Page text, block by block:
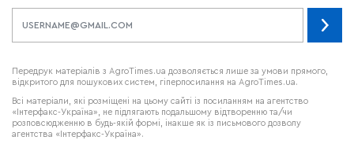
Передрук матеріалів з AgroTimes.ua дозволяється лише за умови прямого,
відкритого для пошукових систем, гіперпосилання на AgroTimes.ua.
Всі матеріали, які розміщені на цьому сайті із посиланням на агентство
«Інтерфакс-Україна», не підлягають подальшому відтворенню та/чи
розповсюдженню в будь-якій формі, інакше як із письмового дозволу
агентства «Інтерфакс-Україна».